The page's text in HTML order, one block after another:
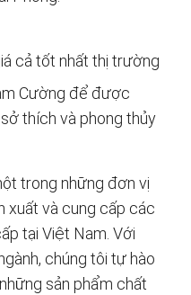
cả tốt nhất thị trường
Cường để được
thích và phong thủy
trong những đơn vị
xuất và cung cấp các
tại Việt Nam. Với
chúng tôi tự hào
sản phẩm chất